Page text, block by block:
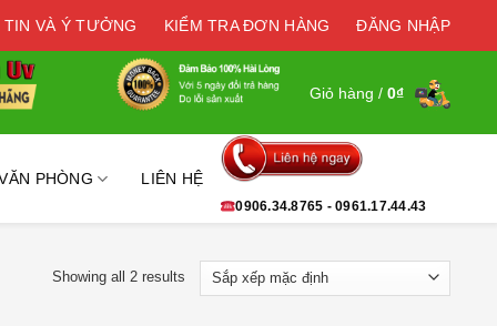
TIN VÀ Ý TƯỞNG KIỂM TRA ĐƠN HÀNG ĐĂNG NHẬP
Giỏ hàng / 0₫
PHÒNG LIÊN HỆ
0906.34.8765 - 0961.17.44.43
Showing all 2 results